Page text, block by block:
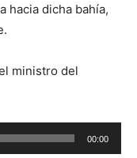
hacia dicha bahía,
ministro del
00:00